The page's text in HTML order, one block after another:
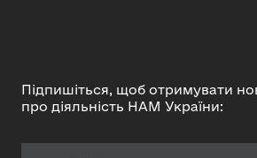
Підпишіться, щоб отримувати
про діяльність НАМ України: